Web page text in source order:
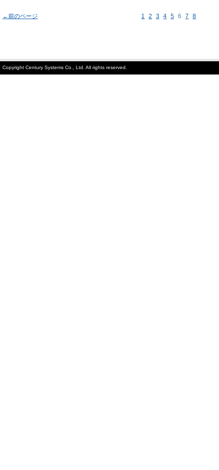
←前のページ 1 2 3 4 5 6 7 8
Copyright Century Systems Co., Ltd. All rights reserved.